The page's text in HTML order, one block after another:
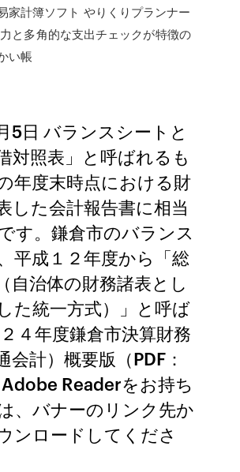
家計簿ソフト やりくりプランナー
と多角的な支出チェックが特徴の
い帳
5日 バランスシートと
対照表」と呼ばれるも
年度末時点における財
した会計報告書に相当
す。鎌倉市のバランス
平成１２年度から「総
自治体の財務諸表とし
た統一方式）」と呼ば
４年度鎌倉市決算財務
会計）概要版（PDF：
Readerをお持ち
、バナーのリンク先か
ンロードしてくださ